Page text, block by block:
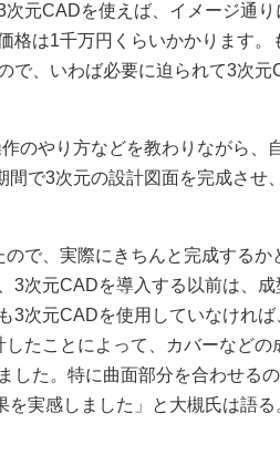
元CADを使えば、イメージ通り
格は1千万円くらいかかります。
で、いわば必要に迫られて3次元
のやり方などを教わりながら、
で3次元の設計図面を完成させ
で、実際にきちんと完成するか
3次元CADを導入する以前は、
3次元CADを使用していなけれ
たことによって、カバーなどの
した。特に曲面部分を合わせる
実感しました」と大槻氏は語る